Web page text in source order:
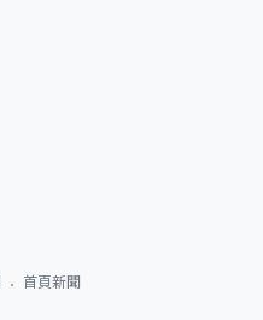
首頁新聞